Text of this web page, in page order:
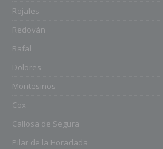
Rojales
Redován
Rafal
Dolores
Montesinos
Cox
Callosa de Segura
Pilar de la Horadada